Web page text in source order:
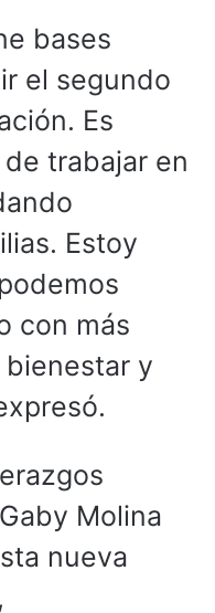
bases
el segundo
Es
trabajar en
Estoy
con más
y
Molina
nueva